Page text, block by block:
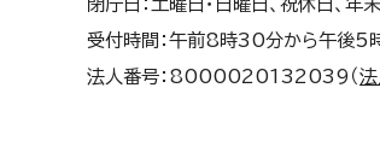
閉庁日：土曜日・日曜日、祝休日、
受付時間：午前8時30分から午後5
法人番号：8000020132039（